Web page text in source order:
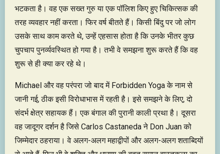
भटकता है। वह एक सख्त गुरु या एक पॉलिश किए हुए चिकित्सक की
तरह व्यवहार नहीं करता। फिर वर्ष बीतते हैं। किसी बिंदु पर जो लोग
उसके साथ काम करते थे, उन्हें एहसास होता है कि उनके भीतर कुछ
चुपचाप पुनर्व्यवस्थित हो गया है। तभी वे समझना शुरू करते हैं कि वह
शुरू से ही क्या कर रहे थे।
Michael और वह परंपरा जो बाद में Forbidden Yoga के नाम से
जानी गई, ठीक इसी विरोधाभास में रहती है। इसे समझने के लिए, दो
संदर्भ क्षेत्र सहायक हैं। एक बंगाल की पुरानी काली प्रथा है। दूसरा
वह जादूगर दर्शन है जिसे Carlos Castaneda ने Don Juan को
जिम्मेदार ठहराया। वे अलग-अलग महाद्वीपों और अलग-अलग शताब्दियों